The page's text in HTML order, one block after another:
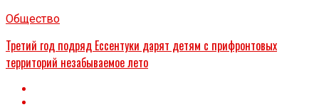
Общество
Третий год подряд Ессентуки дарят детям с прифронтовых
территорий незабываемое лето